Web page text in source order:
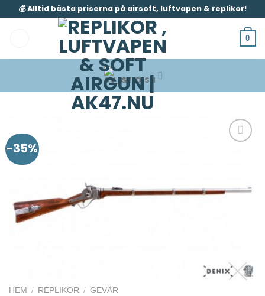
💰 Alltid bästa priserna på airsoft, luftvapen & replikor!
0
SWEDISH
-35%
HEM / REPLIKOR / GEVÄR